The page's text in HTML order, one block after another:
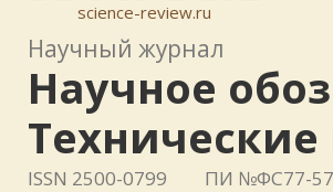
science-review.ru
Научный журнал
Научное
Технические
ISSN 2500-0799 ПИ №ФС77-